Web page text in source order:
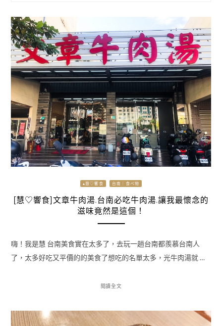
▴慧♡饗食 台南｜食べ物
[慧♡響食]文章牛肉湯.台南必吃牛肉湯.讓我最懷念的
滋味竟然是這個！
嗨！我是慧 台南美食實在太多了，去玩一趟台南都羨慕台南人
了，太多好吃又平價的的美食了想吃的名單太多，光牛肉湯就 …
閱讀全文